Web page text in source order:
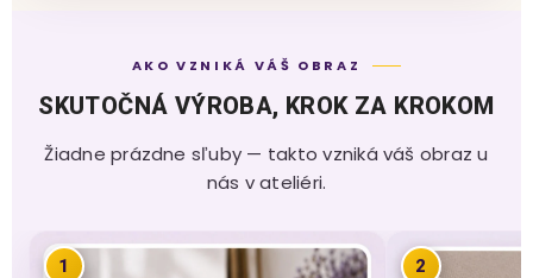
AKO VZNIKÁ VÁŠ OBRAZ
SKUTOČNÁ VÝROBA, KROK ZA KROKOM
Žiadne prázdne sľuby — takto vzniká váš obraz u
nás v ateliéri.
1 2